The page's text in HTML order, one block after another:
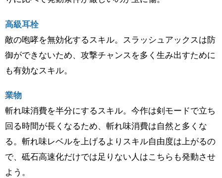
高級耳栓
敵の咆哮を無効化するスキル。スラッシュアックスは防
御ができないため、攻撃チャンスを多く生み出すために
も有効なスキル。
業物
斬れ味消費を半分にするスキル。今作は剣モードで立ち
回る時間が長くなるため、斬れ味消費は自然と多くな
る。斬れ味レベルを上げるよりスキル自由度は上がるの
で、砥石高速化だけでは足りない人はこちらも発動させ
よう。